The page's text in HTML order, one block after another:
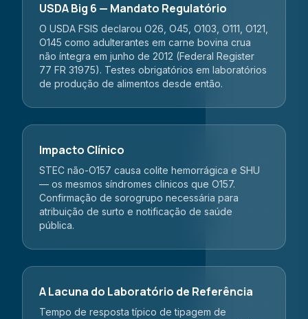
USDA Big 6 — Mandato Regulatório
O USDA FSIS declarou O26, O45, O103, O111, O121,
O145 como adulterantes em carne bovina crua
não íntegra em junho de 2012 (Federal Register
77 FR 31975). Testes obrigatórios em laboratórios
de produção de alimentos desde então.
Impacto Clínico
STEC não-O157 causa colite hemorrágica e SHU
— os mesmos síndromes clínicos que O157.
Confirmação de sorogrupo necessária para
atribuição de surto e notificação de saúde
pública.
A Lacuna do Laboratório de Referência
Tempo de resposta típico de tipagem de